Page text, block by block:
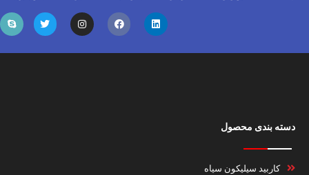
دسته بندی محصول
کاربید سیلیکون سیاه